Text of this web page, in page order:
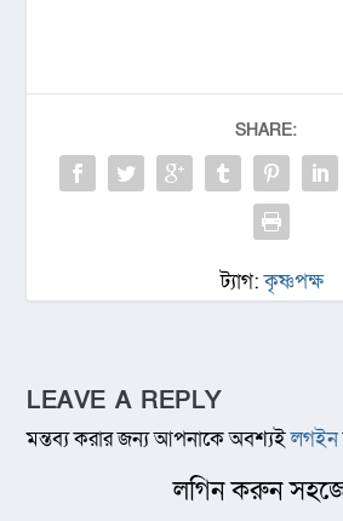
SHARE:
ট্যাগ:কৃষ্ণপক্ষ
LEAVE A REPLY
মন্তব্য করার জন্য আপনাকে অবশ্যইলগইন
লগিন করুন